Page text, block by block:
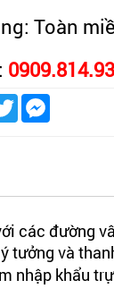
Toàn
TwitterMessenger
các đường
tưởng và
nhập khẩu